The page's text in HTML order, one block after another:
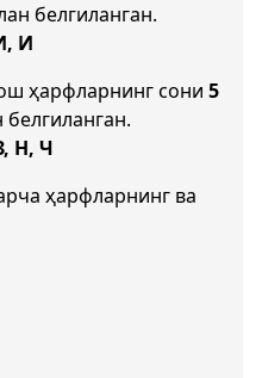
белгиланган.
И
ҳарфларнинг сони 5
белгиланган.
Н, Ч
ҳарфларнинг ва